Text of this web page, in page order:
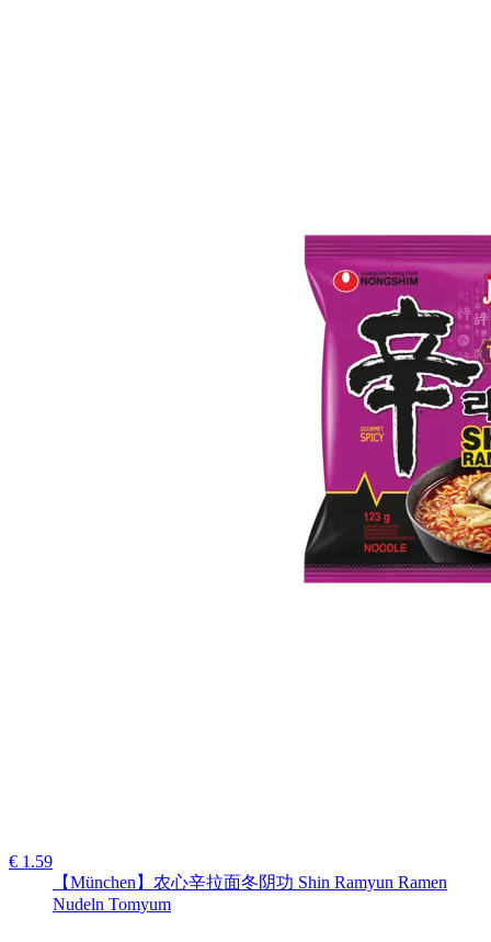
€ 1.59
【München】农心辛拉面冬阴功 Shin Ramyun Ramen
Nudeln Tomyum